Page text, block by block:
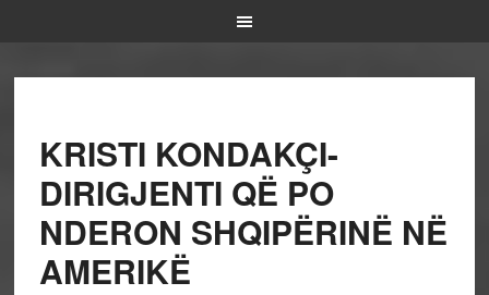
KRISTI KONDAKÇI-
DIRIGJENTI QË PO
NDERON SHQIPËRINË NË
AMERIKË